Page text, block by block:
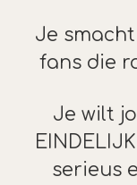
Je
fans die
Je wilt
serieus